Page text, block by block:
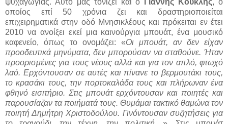
ψυχαγωγίας. Αυτό μας τονίζει και ο
Γιάννης Κούκλης, ο
οποίος επί 50 χρόνια ζει και δραστηριοποιείται
επιχειρηματικά στην οδό Μνησικλέους και πρόκειται εν έτει
2010 να ανοίξει εκεί μια καινούργια μπουάτ, ένα μουσικό
καφενείο, όπως το ονομάζει: «Οι μπουάτ, αν δεν είχαν
προοδευτικά μηνύματα, δεν μπορούσαν να σταθούνε. Ήταν
προορισμένες για τους νέους αλλά και για τον απλό, φτωχό
λαό. Ερχόντουσαν σε αυτές και πίνανε το βερμουτάκι τους,
το κρασάκι τους, την πορτοκαλάδα τους και πλήρωναν ένα
φθηνό εισιτήριο. Στις μπουάτ ερχόντουσαν και ποιητές και
παρουσίαζαν τα ποιήματά τους. Θυμάμαι τακτικό θαμώνα τον
ποιητή Δημήτρη Χριστοδούλου. Γινόντουσαν συζητήσεις για